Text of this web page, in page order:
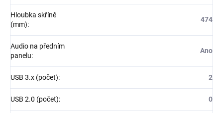
Hloubka skříně
(mm):
474
Audio na předním
panelu:
Ano
USB 3.x (počet): 2
USB 2.0 (počet): 0